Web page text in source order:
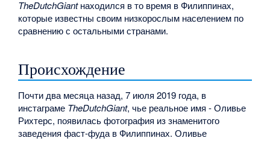
TheDutchGiantнаходился в то время в Филиппинах,
которые известны своим низкорослым населением по
сравнению с остальными странами.
Происхождение
Почти два месяца назад, 7 июля 2019 года, в
инстаграме TheDutchGiant, чье реальное имя - Оливье
Рихтерс, появилась фотография из знаменитого
заведения фаст-фуда в Филиппинах. Оливье